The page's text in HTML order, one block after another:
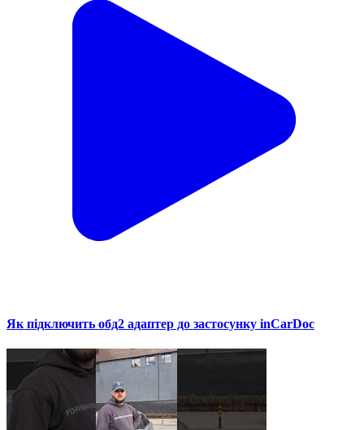
Як підключить обд2 адаптер до застосунку inCarDoc